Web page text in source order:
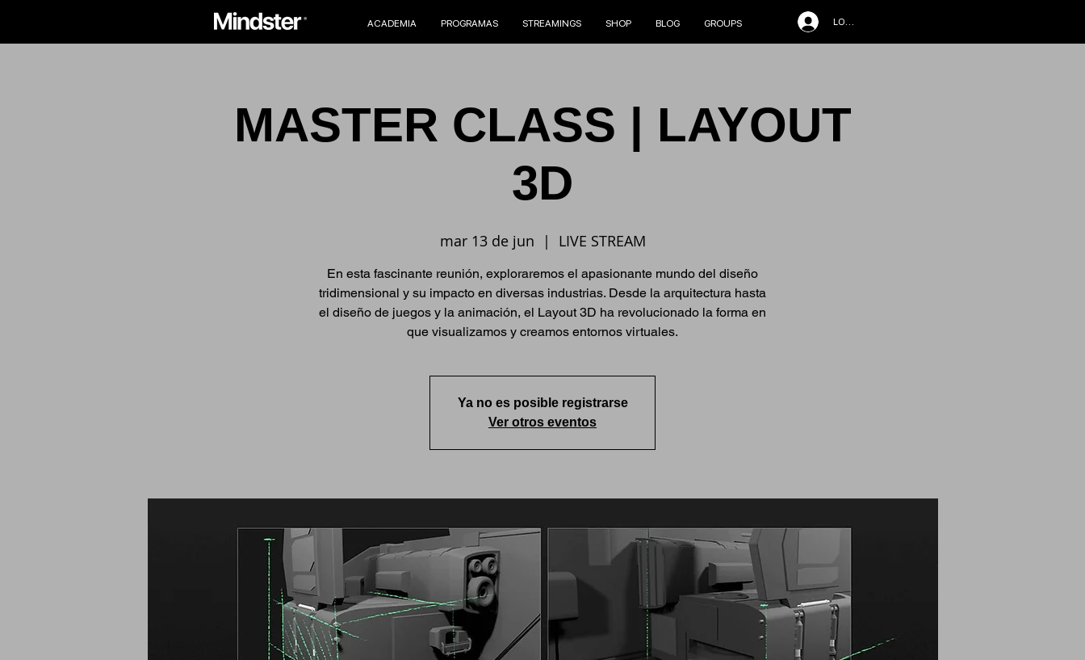
ACADEMIA PROGRAMAS STREAMINGS SHOP BLOG GROUPS LOG IN
MASTER CLASS | LAYOUT
3D
mar 13 de jun
  |
LIVE STREAM
En esta fascinante reunión, exploraremos el apasionante mundo del diseño
tridimensional y su impacto en diversas industrias. Desde la arquitectura hasta
el diseño de juegos y la animación, el Layout 3D ha revolucionado la forma en
que visualizamos y creamos entornos virtuales.
Ya no es posible registrarse
Ver otros eventos